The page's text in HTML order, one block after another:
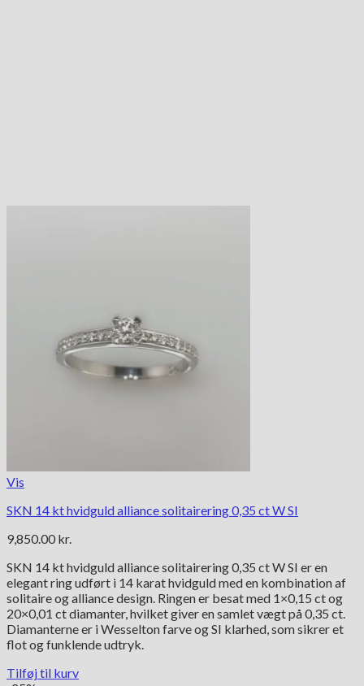
Vis
SKN 14 kt hvidguld alliance solitairering 0,35 ct W SI
9,850.00 kr.
SKN 14 kt hvidguld alliance solitairering 0,35 ct W SI er en
elegant ring udført i 14 karat hvidguld med en kombination af
solitaire og alliance design. Ringen er besat med 1×0,15 ct og
20×0,01 ct diamanter, hvilket giver en samlet vægt på 0,35 ct.
Diamanterne er i Wesselton farve og SI klarhed, som sikrer et
flot og funklende udtryk.
Tilføj til kurv